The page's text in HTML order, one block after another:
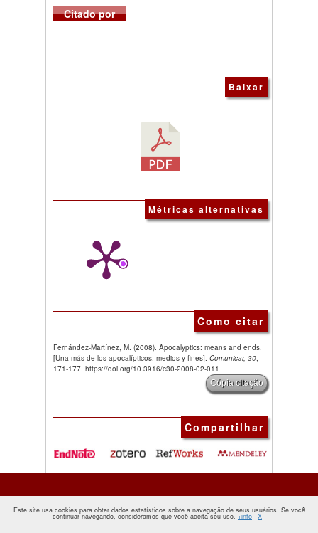
Citado por
Baixar
Métricas alternativas
Como citar
Fernández-Martínez, M. (2008). Apocalyptics: means and ends.
[Una más de los apocalípticos: medios y fines]. Comunicar, 30,
171-177. https://doi.org/10.3916/c30-2008-02-011
Cópia citação
Compartilhar
Este site usa cookies para obter dados estatísticos sobre a navegação de seus usuários. Se você
continuar navegando, consideramos que você aceita seu uso. +info X